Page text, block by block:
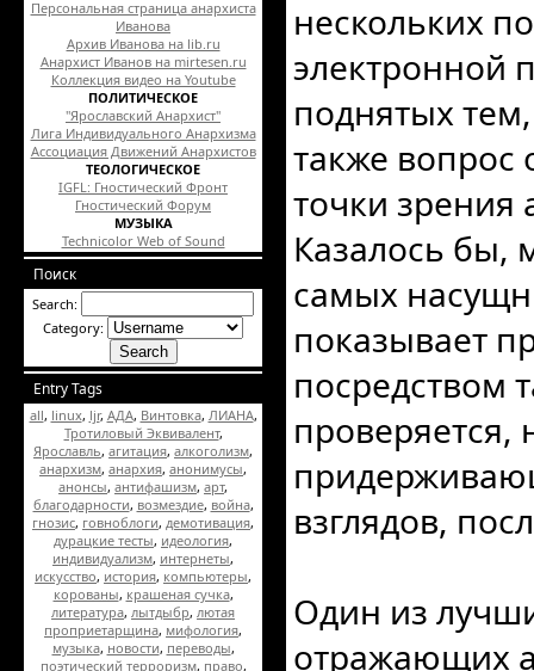
Персональная страница анархиста
Иванова
Архив Иванова на lib.ru
Анархист Иванов на mirtesen.ru
Коллекция видео на Youtube
ПОЛИТИЧЕСКОЕ
"Ярославский Анархист"
Лига Индивидуального Анархизма
Ассоциация Движений Анархистов
ТЕОЛОГИЧЕСКОЕ
IGFL: Гностический Фронт
Гностический Форум
МУЗЫКА
Technicolor Web of Sound
Поиск
Search:
Category:
Entry Tags
all, linux, ljr, АДА, Винтовка, ЛИАНА,
Тротиловый Эквивалент,
Ярославль, агитация, алкоголизм,
анархизм, анархия, анонимусы,
анонсы, антифашизм, арт,
благодарности, возмездие, война,
гнозис, говноблоги, демотивация,
дурацкие тесты, идеология,
индивидуализм, интернеты,
искусство, история, компьютеры,
корованы, крашеная сучка,
литература, лытдыбр, лютая
проприетарщина, мифология,
музыка, новости, переводы,
поэтический терроризм, право,
нескольких
электронной
поднятых
также вопрос
точки зрения
Казалось бы,
самых
показывает
посредством
проверяется,
взглядов,
Один из
отражающих